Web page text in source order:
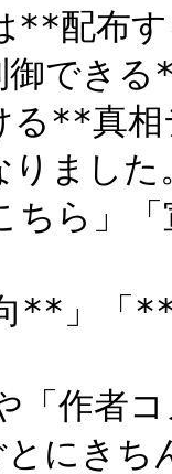
**配布
御でき
**真
りました
」「**
にき